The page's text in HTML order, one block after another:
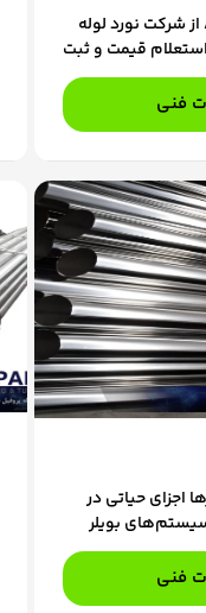
خرید تیوب ASTM A210 از شرکت نورد لوله
قیمت و ثبت
فروش ما در تماس
فنی
اجزای حیاتی در
بویلر
در افزایش دمای
ایفا می‌کنند. در
سوپرهیتر با
فنی